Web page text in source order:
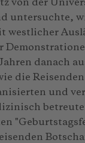
von der
untersuchte,
westlicher
danach
die
und